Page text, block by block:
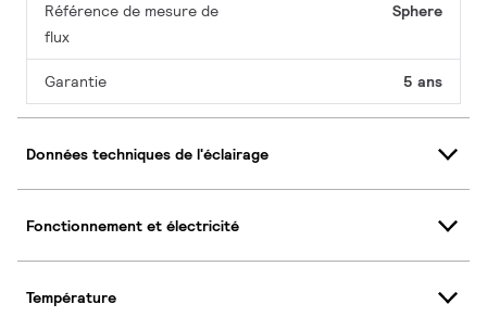
Référence de mesure de
flux
Sphere
Garantie 5 ans
Données techniques de l'éclairage
Fonctionnement et électricité
Température